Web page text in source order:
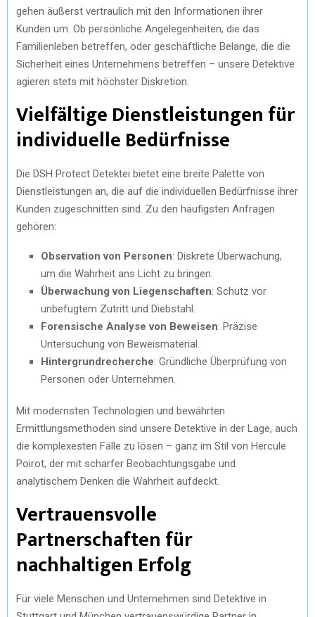
gehen äußerst vertraulich mit den Informationen ihrer
Kunden um. Ob persönliche Angelegenheiten, die das
Familienleben betreffen, oder geschäftliche Belange, die die
Sicherheit eines Unternehmens betreffen – unsere Detektive
agieren stets mit höchster Diskretion.
Vielfältige Dienstleistungen für
individuelle Bedürfnisse
Die DSH Protect Detektei bietet eine breite Palette von
Dienstleistungen an, die auf die individuellen Bedürfnisse ihrer
Kunden zugeschnitten sind. Zu den häufigsten Anfragen
gehören:
Observation von Personen: Diskrete Überwachung,
um die Wahrheit ans Licht zu bringen.
Überwachung von Liegenschaften: Schutz vor
unbefugtem Zutritt und Diebstahl.
Forensische Analyse von Beweisen: Präzise
Untersuchung von Beweismaterial.
Hintergrundrecherche: Gründliche Überprüfung von
Personen oder Unternehmen.
Mit modernsten Technologien und bewährten
Ermittlungsmethoden sind unsere Detektive in der Lage, auch
die komplexesten Fälle zu lösen – ganz im Stil von Hercule
Poirot, der mit scharfer Beobachtungsgabe und
analytischem Denken die Wahrheit aufdeckt.
Vertrauensvolle
Partnerschaften für
nachhaltigen Erfolg
Für viele Menschen und Unternehmen sind Detektive in